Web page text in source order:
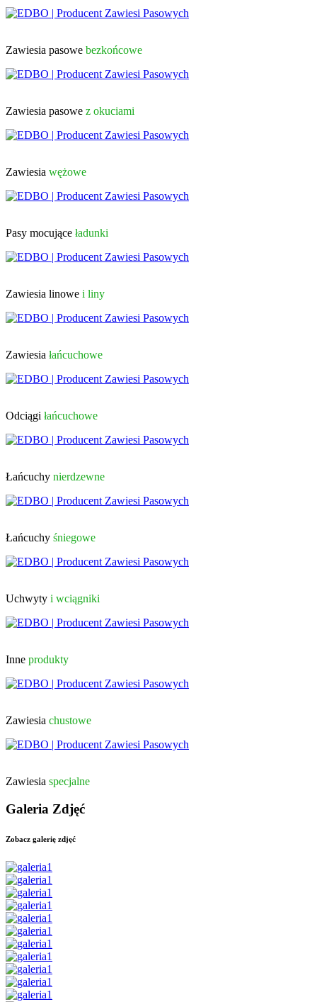
Zawiesia pasowe bezkońcowe
Zawiesia pasowe z okuciami
Zawiesia wężowe
Pasy mocujące ładunki
Zawiesia linowe i liny
Zawiesia łańcuchowe
Odciągi łańcuchowe
Łańcuchy nierdzewne
Łańcuchy śniegowe
Uchwyty i wciągniki
Inne produkty
Zawiesia chustowe
Zawiesia specjalne
Galeria Zdjęć
Zobacz galerię zdjęć